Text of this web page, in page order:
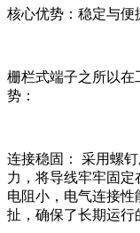
核心优势：稳定与便
栅栏式端子之所以在
势：
连接稳固： 采用螺
力，将导线牢牢固
电阻小，电气连接
扯，确保了长期运行